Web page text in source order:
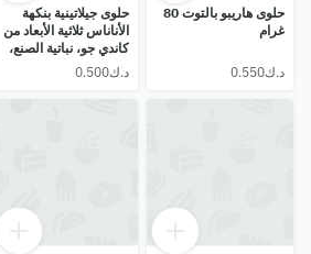
حلوى هاريبو بالتوت 80
غرام
حلوى جيلاتينية بنكهة
الأناناس ثلاثية الأبعاد من
كاندي جو، نباتية الصنع،
100 غرام ⁦د.ك0.500⁩